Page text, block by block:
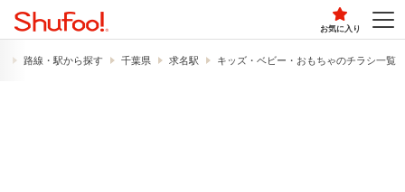
お気に入り
路線・駅から探す 千葉県 求名駅 キッズ・ベビー・おもちゃのチラシ一覧